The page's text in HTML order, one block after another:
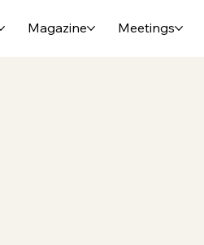
Magazine Meetings